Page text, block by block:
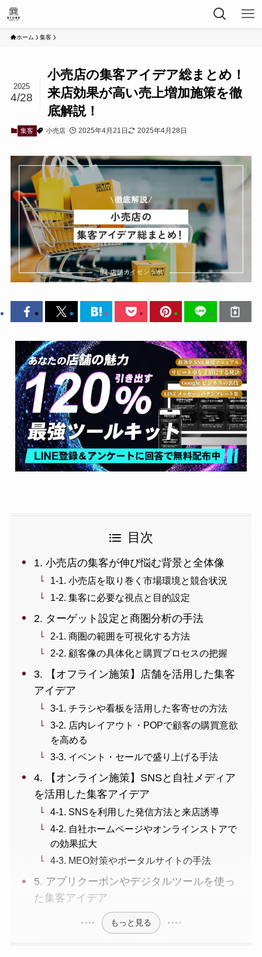
ホーム 集客
小売店の集客アイデア総まとめ！
来店効果が高い売上増加施策を徹
底解説！
2025
4/28
集客 小売店 2025年4月21日 2025年4月28日
目次
1. 小売店の集客が伸び悩む背景と全体像
1-1. 小売店を取り巻く市場環境と競合状況
1-2. 集客に必要な視点と目的設定
2. ターゲット設定と商圏分析の手法
2-1. 商圏の範囲を可視化する方法
2-2. 顧客像の具体化と購買プロセスの把握
3. 【オフライン施策】店舗を活用した集客
アイデア
3-1. チラシや看板を活用した客寄せの方法
3-2. 店内レイアウト・POPで顧客の購買意欲
を高める
3-3. イベント・セールで盛り上げる手法
4. 【オンライン施策】SNSと自社メディア
を活用した集客アイデア
4-1. SNSを利用した発信方法と来店誘導
4-2. 自社ホームページやオンラインストアで
の効果拡大
4-3. MEO対策やポータルサイトの手法
5. アプリクーポンやデジタルツールを使っ
た集客アイデア
もっと見る